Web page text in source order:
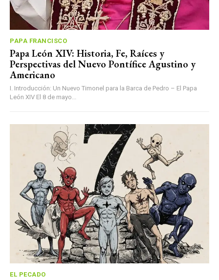
PAPA FRANCISCO
Papa León XIV: Historia, Fe, Raíces y
Perspectivas del Nuevo Pontífice Agustino y
Americano
I. Introducción: Un Nuevo Timonel para la Barca de Pedro – El Papa
León XIV El 8 de mayo...
EL PECADO